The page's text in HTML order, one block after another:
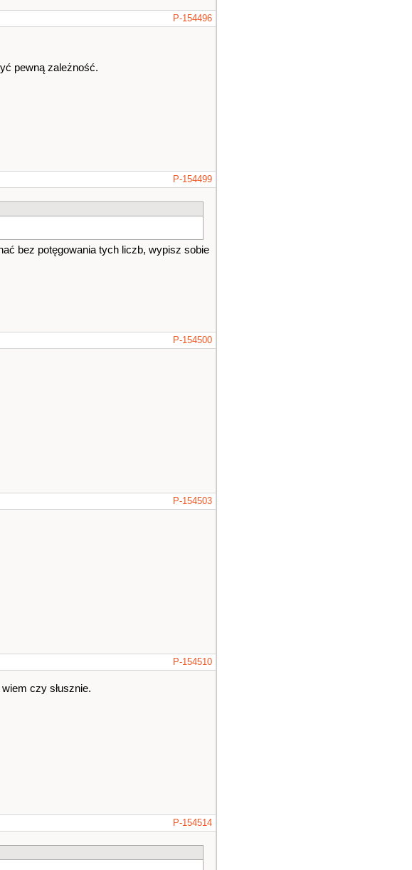
P-154496
pewną zależność.
P-154499
bez potęgowania tych liczb, wypisz sobie
P-154500
P-154503
P-154510
czy słusznie.
P-154514